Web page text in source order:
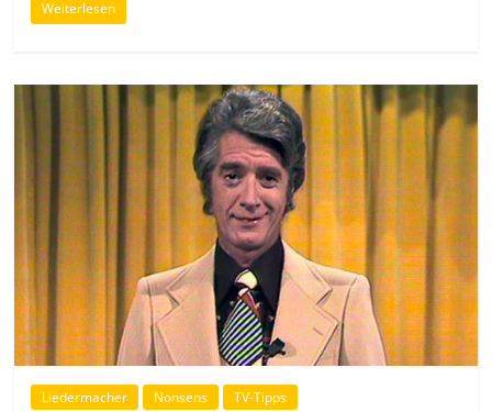
Weiterlesen
Liedermacher Nonsens TV-Tipps